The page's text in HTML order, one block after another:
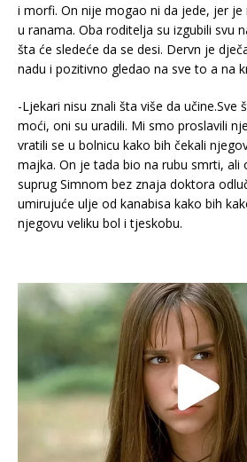
i morfi. On nije mogao ni da jede, jer
u ranama. Oba roditelja su izgubili svu
šta će sledeće da se desi. Dervn je
nadu i pozitivno gledao na sve to a na
-Ljekari nisu znali šta više da
moći, oni su uradili. Mi smo proslavili
vratili se u bolnicu kako bih čekali
majka. On je tada bio na rubu smrti, ali
suprug Simnom bez znaja doktora
umirujuće ulje od kanabisa kako bih
njegovu veliku bol i tjeskobu.